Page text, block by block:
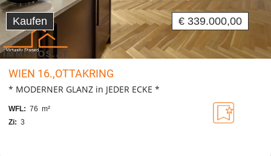
Kaufen € 339.000,00
WIEN 16.,OTTAKRING
* MODERNER GLANZ in JEDER ECKE *
WFL: 76 m²
Zi: 3